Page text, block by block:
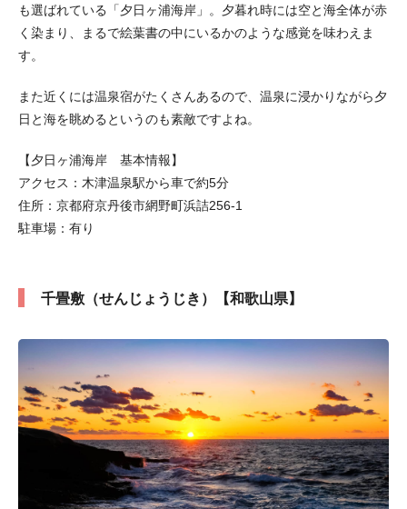
も選ばれている「夕日ヶ浦海岸」。夕暮れ時には空と海全体が赤
く染まり、まるで絵葉書の中にいるかのような感覚を味わえま
す。
また近くには温泉宿がたくさんあるので、温泉に浸かりながら夕
日と海を眺めるというのも素敵ですよね。
【夕日ヶ浦海岸 基本情報】
アクセス：木津温泉駅から車で約5分
住所：京都府京丹後市網野町浜詰256-1
駐車場：有り
千畳敷（せんじょうじき）【和歌山県】